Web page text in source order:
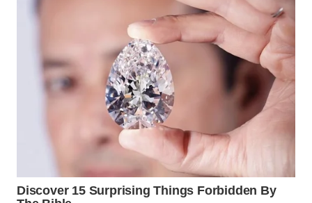
WAHANA
WAHANA
ADVOKAT
INFRASTRUKTUR
KONSUMEN